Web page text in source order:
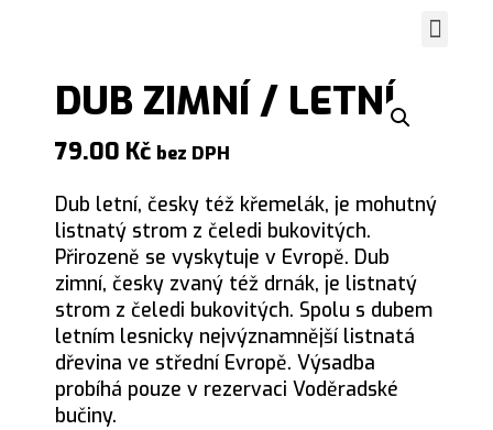
DUB ZIMNÍ / LETNÍ
79.00 Kč bez DPH
Dub letní, česky též křemelák, je mohutný
listnatý strom z čeledi bukovitých.
Přirozeně se vyskytuje v Evropě. Dub
zimní, česky zvaný též drnák, je listnatý
strom z čeledi bukovitých. Spolu s dubem
letním lesnicky nejvýznamnější listnatá
dřevina ve střední Evropě. Výsadba
probíhá pouze v rezervaci Voděradské
bučiny.